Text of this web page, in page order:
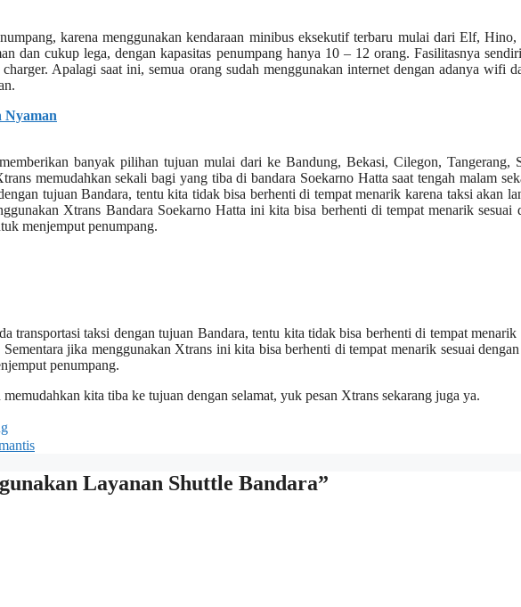
karena menggunakan kendaraan minibus eksekutif terbaru mulai dari Elf, Hino,
dan cukup lega, dengan kapasitas penumpang hanya 10 – 12 orang. Fasilitasnya
Apalagi saat ini, semua orang sudah menggunakan internet dengan adanya wifi
Nyaman
banyak pilihan tujuan mulai dari ke Bandung, Bekasi, Cilegon, Tangerang,
memudahkan sekali bagi yang tiba di bandara Soekarno Hatta saat tengah malam
tujuan Bandara, tentu kita tidak bisa berhenti di tempat menarik karena taksi akan
Xtrans Bandara Soekarno Hatta ini kita bisa berhenti di tempat menarik sesuai
menjemput penumpang.
transportasi taksi dengan tujuan Bandara, tentu kita tidak bisa berhenti di tempat menarik
jika menggunakan Xtrans ini kita bisa berhenti di tempat menarik sesuai
penumpang.
kita tiba ke tujuan dengan selamat, yuk pesan Xtrans sekarang juga ya.
Layanan Shuttle Bandara”